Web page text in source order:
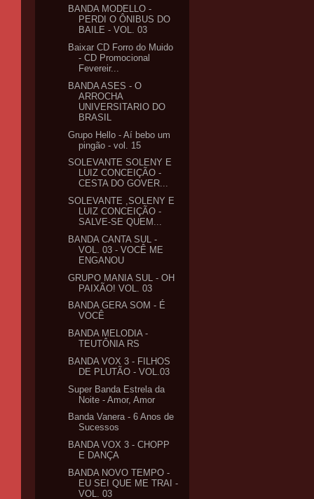
BANDA MODELLO -
PERDI O ÔNIBUS DO
BAILE - VOL. 03
Baixar CD Forro do Muido
- CD Promocional
Fevereir...
BANDA ASES - O
ARROCHA
UNIVERSITARIO DO
BRASIL
Grupo Hello - Aí bebo um
pingão - vol. 15
SOLEVANTE SOLENY E
LUIZ CONCEIÇÃO -
CESTA DO GOVER...
SOLEVANTE ,SOLENY E
LUIZ CONCEIÇÃO -
SALVE-SE QUEM...
BANDA CANTA SUL -
VOL. 03 - VOCÊ ME
ENGANOU
GRUPO MANIA SUL - OH
PAIXÃO! VOL. 03
BANDA GERA SOM - É
VOCÊ
BANDA MELODIA -
TEUTÔNIA RS
BANDA VOX 3 - FILHOS
DE PLUTÃO - VOL.03
Super Banda Estrela da
Noite - Amor, Amor
Banda Vanera - 6 Anos de
Sucessos
BANDA VOX 3 - CHOPP
E DANÇA
BANDA NOVO TEMPO -
EU SEI QUE ME TRAI -
VOL. 03